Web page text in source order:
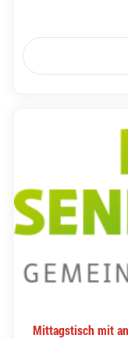
Mittagstisch mit